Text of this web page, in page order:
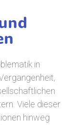
in
Viele dieser
hinweg